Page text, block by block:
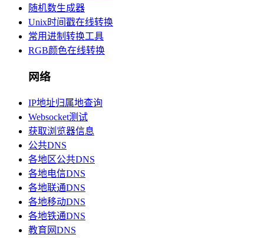
随机数生成器
Unix时间戳在线转换
常用进制转换工具
RGB颜色在线转换
网络
IP地址归属地查询
Websocket测试
获取浏览器信息
公共DNS
各地区公共DNS
各地电信DNS
各地联通DNS
各地移动DNS
各地铁通DNS
教育网DNS